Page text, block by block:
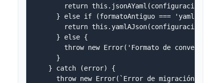
return
} else if (formatoAntiguo === 'yaml' &&
return
      } else {
throw new Error('Formato de conversión
      }
    } catch (error) {
throw new Error(`Error de migración de